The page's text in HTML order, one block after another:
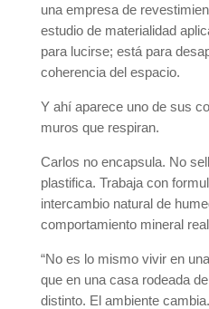
una empresa de
estudio de materialidad
para lucirse; está para
coherencia del espacio.
Y ahí aparece uno de sus
muros que respiran.
Carlos no encapsula. No
plastifica. Trabaja con
intercambio natural de
comportamiento mineral
“No es lo mismo vivir en
que en una casa rodeada
distinto. El ambiente